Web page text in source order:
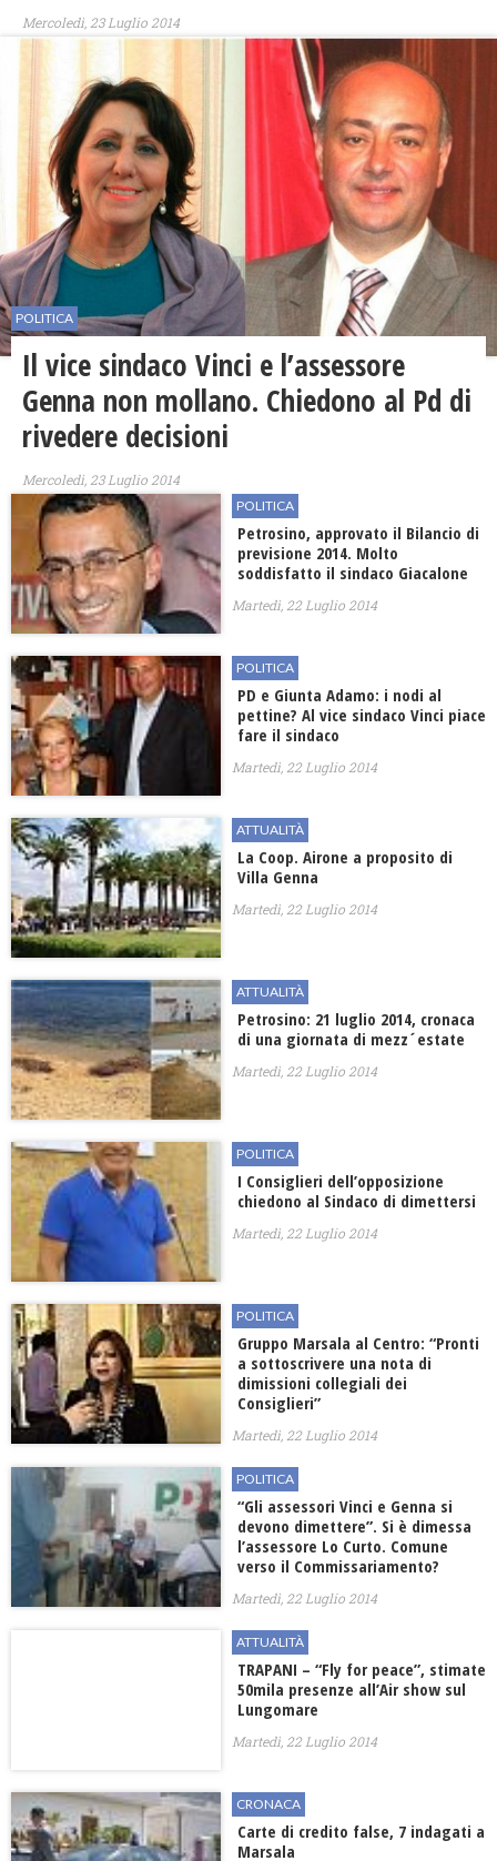
Mercoledì, 23 Luglio 2014
POLITICA
Il vice sindaco Vinci e l’assessore
Genna non mollano. Chiedono al Pd di
rivedere decisioni
Mercoledì, 23 Luglio 2014
POLITICA
Petrosino, approvato il Bilancio di
previsione 2014. Molto
soddisfatto il sindaco Giacalone
Martedì, 22 Luglio 2014
POLITICA
PD e Giunta Adamo: i nodi al
pettine? Al vice sindaco Vinci piace
fare il sindaco
Martedì, 22 Luglio 2014
ATTUALITÀ
La Coop. Airone a proposito di
Villa Genna
Martedì, 22 Luglio 2014
ATTUALITÀ
Petrosino: 21 luglio 2014, cronaca
di una giornata di mezz´estate
Martedì, 22 Luglio 2014
POLITICA
I Consiglieri dell’opposizione
chiedono al Sindaco di dimettersi
Martedì, 22 Luglio 2014
POLITICA
Gruppo Marsala al Centro: “Pronti
a sottoscrivere una nota di
dimissioni collegiali dei
Consiglieri”
Martedì, 22 Luglio 2014
POLITICA
“Gli assessori Vinci e Genna si
devono dimettere”. Si è dimessa
l’assessore Lo Curto. Comune
verso il Commissariamento?
Martedì, 22 Luglio 2014
ATTUALITÀ
TRAPANI – “Fly for peace”, stimate
50mila presenze all’Air show sul
Lungomare
Martedì, 22 Luglio 2014
CRONACA
Carte di credito false, 7 indagati a
Marsala